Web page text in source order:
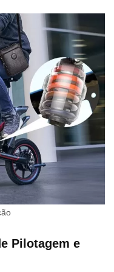
Pilotagem e